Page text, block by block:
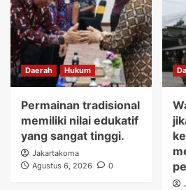
Daerah Hukum
Permainan tradisional
memiliki nilai edukatif
yang sangat tinggi.
Jakartakoma
Agustus 6, 2026
0